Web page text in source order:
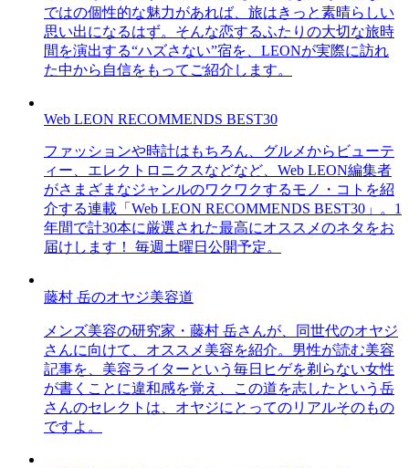
ではの個性的な魅力があれば、旅はきっと素晴らしい
思い出になるはず。そんな恋するふたりの大切な旅時
間を演出する“ハズさない”宿を、LEONが実際に訪れ
た中から自信をもってご紹介します。
Web LEON RECOMMENDS BEST30
ファッションや時計はもちろん、グルメからビューテ
ィー、エレクトロニクスなどなど、Web LEON編集者
がさまざまなジャンルのワクワクするモノ・コトを紹
介する連載「Web LEON RECOMMENDS BEST30」。1
年間で計30本に厳選された最高にオススメのネタをお
届けします！ 毎週土曜日公開予定。
藤村 岳のオヤジ美容道
メンズ美容の研究家・藤村 岳さんが、同世代のオヤジ
さんに向けて、オススメ美容を紹介。男性が読む美容
記事を、美容ライターという毎日ヒゲを剃らない女性
が書くことに違和感を覚え、この道を志したという岳
さんのセレクトは、オヤジにとってのリアルそのもの
ですよ。